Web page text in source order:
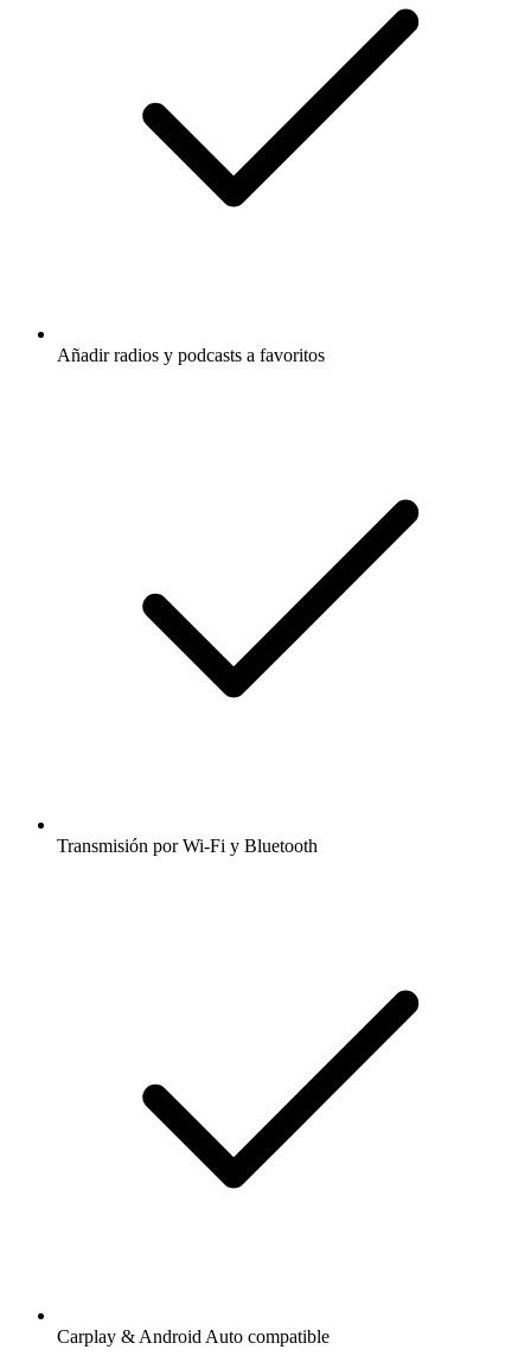
Añadir radios y podcasts a favoritos
Transmisión por Wi-Fi y Bluetooth
Carplay & Android Auto compatible